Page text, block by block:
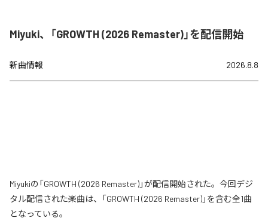
Miyuki、「GROWTH (2026 Remaster)」を配信開始
新曲情報 2026.8.8
Miyukiの「GROWTH (2026 Remaster)」が配信開始された。今回デジ
タル配信された楽曲は、「GROWTH (2026 Remaster)」を含む全1曲
となっている。